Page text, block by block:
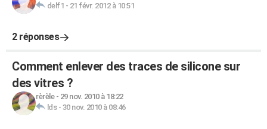
delf1 - 21 févr. 2012 à 10:51
2 réponses
Comment enlever des traces de silicone sur
des vitres ?
rèrèle- 29 nov. 2010 à 18:22
lds- 30 nov. 2010 à 08:46